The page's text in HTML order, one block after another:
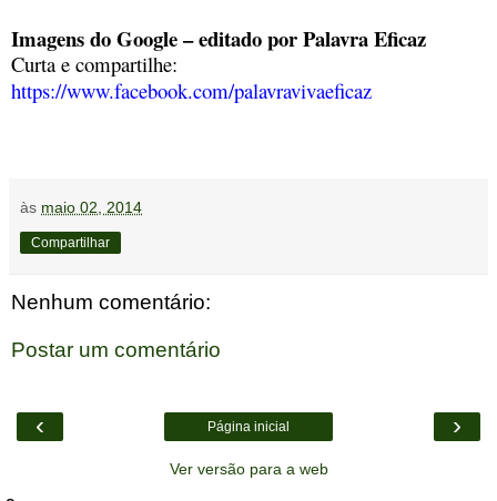
Imagens do Google – editado por Palavra Eficaz
Curta e compartilhe:
https://www.facebook.com/palavravivaeficaz
às maio 02, 2014
Compartilhar
Nenhum comentário:
Postar um comentário
‹ ›
Página inicial
Ver versão para a web